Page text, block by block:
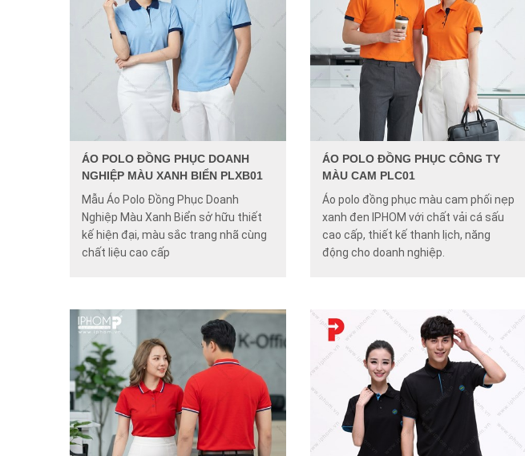
ÁO POLO ĐỒNG PHỤC DOANH
NGHIỆP MÀU XANH BIỂN PLXB01
Mẫu Áo Polo Đồng Phục Doanh
Nghiệp Màu Xanh Biển sở hữu thiết
kế hiện đại, màu sắc trang nhã cùng
chất liệu cao cấp
ÁO POLO ĐỒNG PHỤC CÔNG TY
MÀU CAM PLC01
Áo polo đồng phục màu cam phối nẹp
xanh đen IPHOM với chất vải cá sấu
cao cấp, thiết kế thanh lịch, năng
động cho doanh nghiệp.